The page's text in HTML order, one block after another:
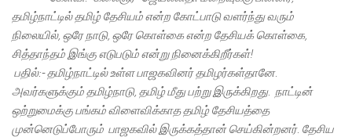
தமிழ்நாட்டில் தமிழ் தேசியம் என்ற கோட்பாடு வளர்ந்து வரும்
நிலையில், ஒரே நாடு, ஒரே கொள்கை என்ற தேசியக் கொள்கை,
சித்தாந்தம் இங்கு எடுபடும் என்று நினைக்கிறீர்கள்!
பதில்:- தமிழ்நாட்டில் உள்ள பாஜகவினர் தமிழர்கள்தானே.
அவர்களுக்கும் தமிழ்நாடு, தமிழ் மீது பற்று இருக்கிறது. நாட்டின்
ஒற்றுமைக்கு பங்கம் விளைவிக்காத தமிழ் தேசியத்தை
முன்னெடுப்போரும் பாஜகவில் இருக்கத்தான் செய்கின்றனர். தேசிய